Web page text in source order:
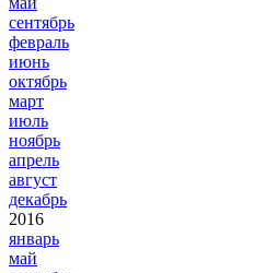
сентябрь
февраль
июнь
октябрь
март
июль
ноябрь
апрель
август
декабрь
2016
январь
май